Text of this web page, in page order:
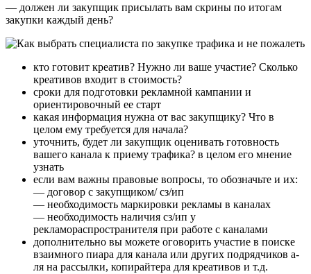
— должен ли закупщик присылать вам скрины по итогам
закупки каждый день?
кто готовит креатив? Нужно ли ваше участие? Сколько
креативов входит в стоимость?
сроки для подготовки рекламной кампании и
ориентировочный ее старт
какая информация нужна от вас закупщику? Что в
целом ему требуется для начала?
уточнить, будет ли закупщик оценивать готовность
вашего канала к приему трафика? в целом его мнение
узнать
если вам важны правовые вопросы, то обозначьте и их:
— договор с закупщиком/ сз/ип
— необходимость маркировки рекламы в каналах
— необходимость наличия сз/ип у
рекламораспространителя при работе с каналами
дополнительно вы можете оговорить участие в поиске
взаимного пиара для канала или других подрядчиков а-
ля на рассылки, копирайтера для креативов и т.д.